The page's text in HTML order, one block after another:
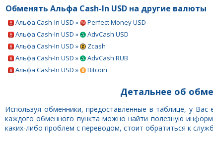
Обменять Альфа Cash-In USD на другие валюты
Альфа Cash-In USD »
Perfect Money USD
Альфа Cash-In USD »
AdvCash USD
Альфа Cash-In USD »
Zcash
Альфа Cash-In USD »
AdvCash RUB
Альфа Cash-In USD »
Bitcoin
Детальнее об
Используя обменники, предоставленные в таблице, у
каждого обменного пункта можно найти полезную
каких-либо проблем с переводом, стоит обратиться к